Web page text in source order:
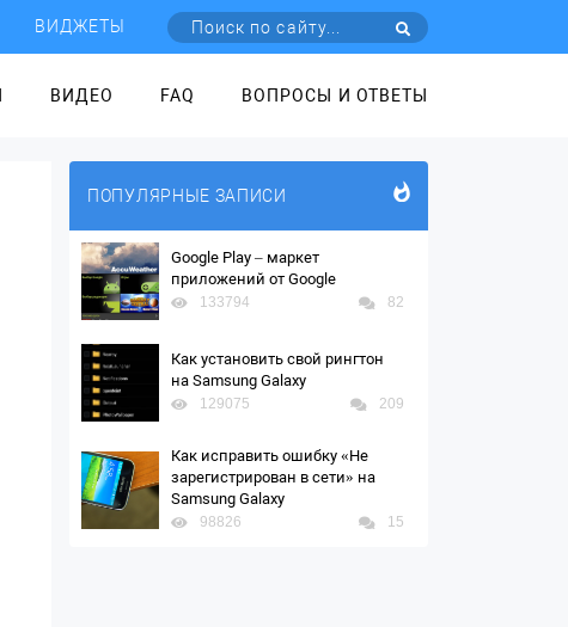
ВИДЖЕТЫ
ВИДЕО FAQ ВОПРОСЫ И ОТВЕТЫ
ПОПУЛЯРНЫЕ ЗАПИСИ
Google Play – маркет
приложений от Google
133794 82
Как установить свой рингтон
на Samsung Galaxy
129075 209
Как исправить ошибку «Не
зарегистрирован в сети» на
Samsung Galaxy
98826 15